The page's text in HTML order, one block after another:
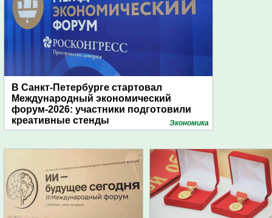
В Санкт-Петербурге стартовал
Международный экономический
форум-2026: участники подготовили
креативные стенды
Экономика